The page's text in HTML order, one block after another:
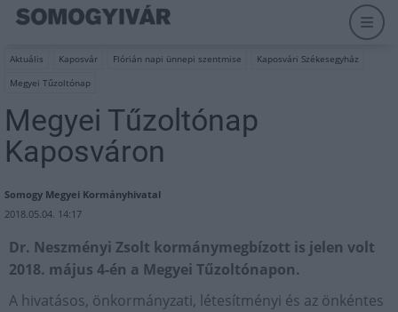
Aktuális Kaposvár Flórián napi ünnepi szentmise
Kaposvári Székesegyház
Megyei Tűzoltónap
Megyei Tűzoltónap
Kaposváron
Somogy Megyei Kormányhivatal
2018.05.04. 14:17
Dr. Neszményi Zsolt kormánymegbízott is jelen volt
2018. május 4-én a Megyei Tűzoltónapon.
A hivatásos, önkormányzati, létesítményi és az önkéntes